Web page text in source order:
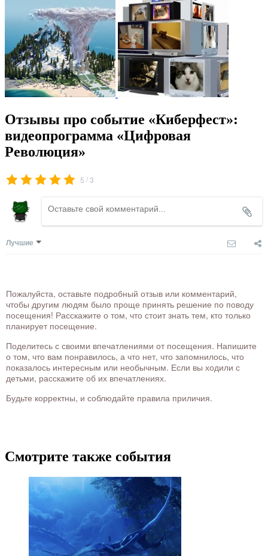
Отзывы про событие «Киберфест»:
видеопрограмма «Цифровая
Революция»
5 /3
Лучшие
Пожалуйста, оставьте подробный отзыв или комментарий,
чтобы другим людям было проще принять решение по поводу
посещения! Расскажите о том, что стоит знать тем, кто только
планирует посещение.
Поделитесь с своими впечатлениями от посещения. Напишите
о том, что вам понравилось, а что нет, что запомнилось, что
показалось интересным или необычным. Если вы ходили с
детьми, расскажите об их впечатлениях.
Будьте корректны, и соблюдайте правила приличия.
Смотрите также события